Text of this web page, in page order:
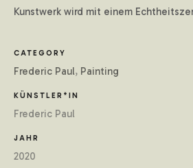
Kunstwerk wird mit einem
CATEGORY
Frederic Paul, Painting
KÜNSTLER*IN
Frederic Paul
JAHR
2020